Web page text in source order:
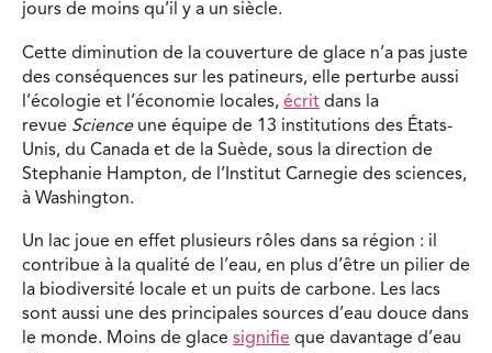
jours de moins qu’il y a un siècle.
Cette diminution de la couverture de glace n’a pas juste
des conséquences sur les patineurs, elle perturbe aussi
l’écologie et l’économie locales, écrit dans la
revue Scienceune équipe de 13 institutions des États-
Unis, du Canada et de la Suède, sous la direction de
Stephanie Hampton, de l’Institut Carnegie des sciences,
à Washington.
Un lac joue en effet plusieurs rôles dans sa région : il
contribue à la qualité de l’eau, en plus d’être un pilier de
la biodiversité locale et un puits de carbone. Les lacs
sont aussi une des principales sources d’eau douce dans
le monde. Moins de glace signifie que davantage d’eau